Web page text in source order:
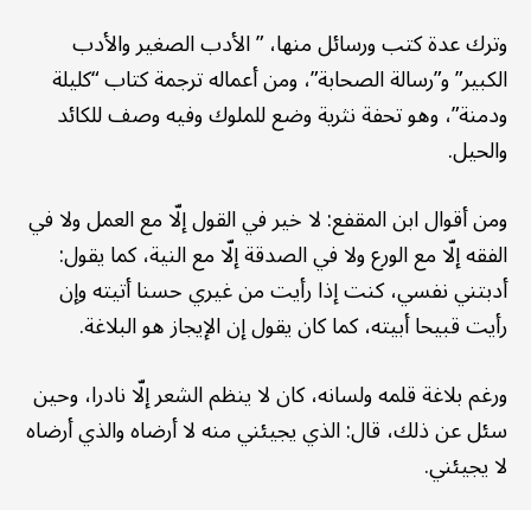
وترك عدة كتب ورسائل منها، ” الأدب الصغير والأدب
الكبير” و”رسالة الصحابة”، ومن أعماله ترجمة كتاب “كليلة
ودمنة”، وهو تحفة نثرية وضع للملوك وفيه وصف للكائد
والحيل.
ومن أقوال ابن المقفع: لا خير في القول إلّا مع العمل ولا في
الفقه إلّا مع الورع ولا في الصدقة إلّا مع النية، كما يقول:
أدبتني نفسي، كنت إذا رأيت من غيري حسنا أتيته وإن
رأيت قبيحا أبيته، كما كان يقول إن الإيجاز هو البلاغة.
ورغم بلاغة قلمه ولسانه، كان لا ينظم الشعر إلّا نادرا، وحين
سئل عن ذلك، قال: الذي يجيئني منه لا أرضاه والذي أرضاه
لا يجيئني.